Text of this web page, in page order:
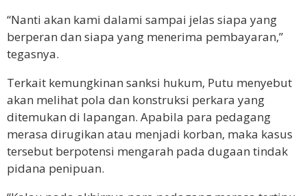
“Nanti akan kami dalami sampai jelas siapa yang
berperan dan siapa yang menerima pembayaran,”
tegasnya.
Terkait kemungkinan sanksi hukum, Putu menyebut
akan melihat pola dan konstruksi perkara yang
ditemukan di lapangan. Apabila para pedagang
merasa dirugikan atau menjadi korban, maka kasus
tersebut berpotensi mengarah pada dugaan tindak
pidana penipuan.